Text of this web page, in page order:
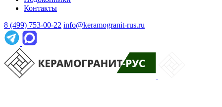
Контакты
8 (499) 753-00-22 info@keramogranit-rus.ru